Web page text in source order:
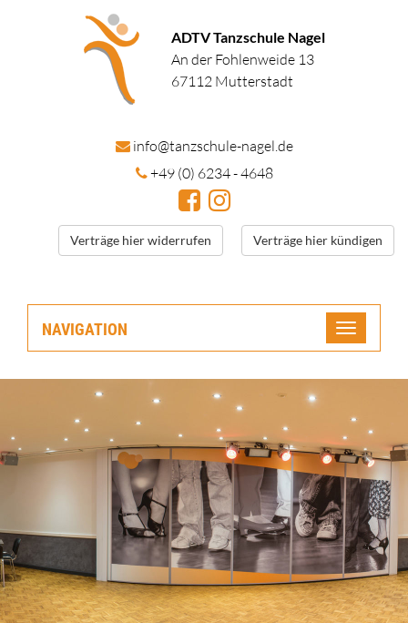
ADTV Tanzschule Nagel
An der Fohlenweide 13
67112 Mutterstadt
info@tanzschule-nagel.de
+49 (0) 6234 - 4648
Verträge hier widerrufen Verträge hier kündigen
NAVIGATION
Toggle